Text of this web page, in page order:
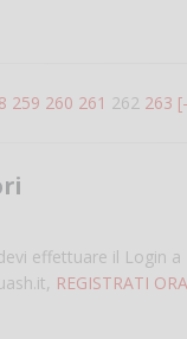
259 260 261 262 263
effettuare il Login a
REGISTRATI